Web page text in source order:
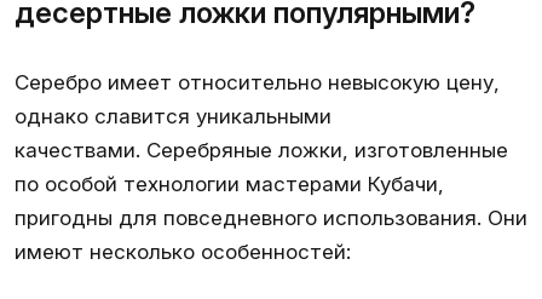
десертные ложки популярными?
Серебро имеет относительно невысокую цену,
однако славится уникальными
качествами. Серебряные ложки, изготовленные
по особой технологии мастерами Кубачи,
пригодны для повседневного использования. Они
имеют несколько особенностей: